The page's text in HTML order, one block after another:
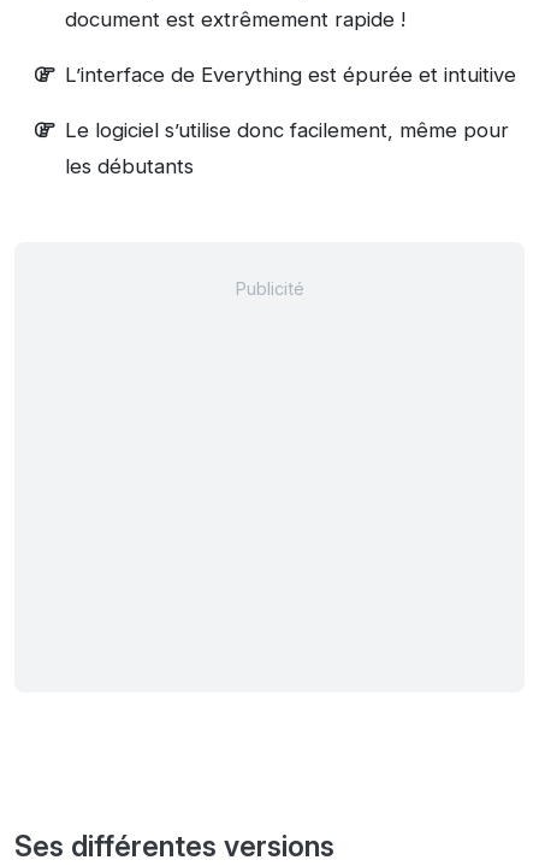
document est extrêmement rapide !
L’interface de Everything est épurée et intuitive
Le logiciel s’utilise donc facilement, même pour
les débutants
Ses différentes versions